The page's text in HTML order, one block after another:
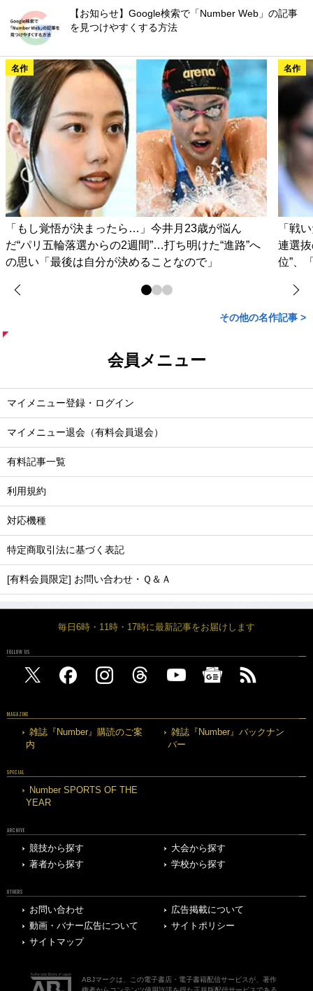
【お知らせ】Google検索で「Number Web」の記事
を見つけやすくする方法
名作
「もし覚悟が決まったら…」今井月23歳が悩ん
だ“パリ五輪落選からの2週間”…打ち明けた“進路”へ
の思い「最後は自分が決めることなので」
名作
「戦
連選
位”、
その他の名作記事 >
会員メニュー
マイメニュー登録・ログイン
マイメニュー退会（有料会員退会）
有料記事一覧
利用規約
対応機種
特定商取引法に基づく表記
[有料会員限定] お問い合わせ・Ｑ＆Ａ
毎日6時・11時・17時に最新記事をお届けします
FOLLOW US
MAGAZINE
雑誌『Number』購読のご案
内
雑誌『Number』バックナン
バー
SPECIAL
Number SPORTS OF THE
YEAR
ARCHIVE
競技から探す
大会から探す
著者から探す
学校から探す
OTHERS
お問い合わせ
広告掲載について
動画・バナー広告について
サイトポリシー
サイトマップ
ABJマークは、この電子書店・電子書籍配信サービスが、著作